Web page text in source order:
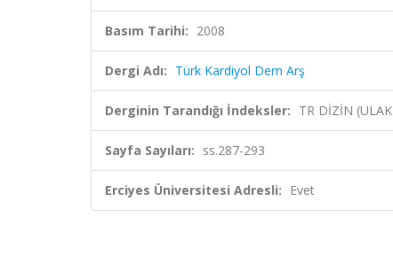
Basım Tarihi: 2008
Dergi Adı: Türk Kardiyol Dern Arş
Derginin Tarandığı İndeksler: TR DİZİN
Sayfa Sayıları: ss.287-293
Erciyes Üniversitesi Adresli: Evet